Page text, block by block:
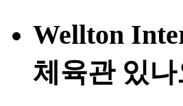
Wellton
체육관 있나